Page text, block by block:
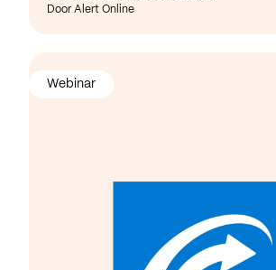
Door Alert Online
Webinar